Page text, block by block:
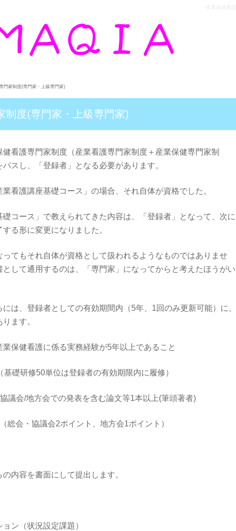
門家制度(専門家・上級専門家)
制度(専門家・上級専門家)
看護専門家制度（産業看護専門家制度＋産業保健専門家制
スし、「登録者」となる必要があります。
看護講座基礎コース」の場合、それ自体が資格でした。
コース」で教えられてきた内容は、「登録者」となって、次に
る形に変更になりました。
てもそれ自体が資格として扱われるようなものではありませ
して通用するのは、「専門家」になってからと考えたほうがい
には、登録者としての有効期間内（5年、1回のみ更新可能）に、
ます。
業保健看護に係る実務経験が5年以上であること
基礎研修50単位は登録者の有効期限内に履修）
議会/地方会での発表を含む論文等1本以上(筆頭著者)
総会・協議会2ポイント、地方会1ポイント）
内容を書面にして提出します。
ン（状況設定課題）